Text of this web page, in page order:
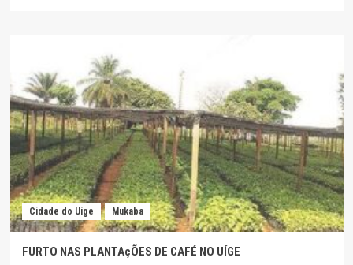
Cidade do Uíge Mukaba
FURTO NAS PLANTAçÕES DE CAFÉ NO UÍGE